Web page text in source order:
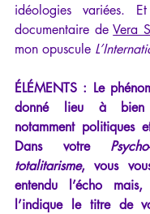
idéologies variées.
documentaire de Vera
mon opuscule
ÉLÉMENTS : Le
donné lieu à bien
notamment politiques
Dans votre
totalitarisme, vous
entendu l’écho
l’indique le titre de